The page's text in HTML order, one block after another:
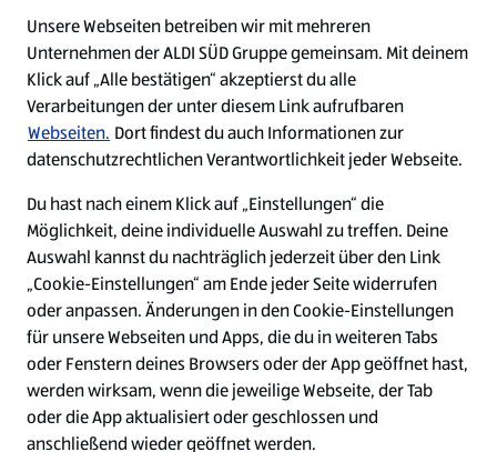
W
i
r
d
a
u
f
W
i
r
d
a
u
f
W
i
r
d
a
u
f
W
i
r
d
a
Cookie - Liste
Datenschutz
Unsere Webseiten betreiben wir mit mehreren
Unternehmen der ALDI SÜD Gruppe gemeinsam. Mit deinem
Klick auf „Alle bestätigen“ akzeptierst du alle
Verarbeitungen der unter diesem Link aufrufbaren
Webseiten. Dort findest du auch Informationen zur
datenschutzrechtlichen Verantwortlichkeit jeder Webseite.
Du hast nach einem Klick auf „Einstellungen“ die
Möglichkeit, deine individuelle Auswahl zu treffen. Deine
Auswahl kannst du nachträglich jederzeit über den Link
„Cookie-Einstellungen“ am Ende jeder Seite widerrufen
oder anpassen. Änderungen in den Cookie-Einstellungen
für unsere Webseiten und Apps, die du in weiteren Tabs
oder Fenstern deines Browsers oder der App geöffnet hast,
werden wirksam, wenn die jeweilige Webseite, der Tab
oder die App aktualisiert oder geschlossen und
anschließend wieder geöffnet werden.